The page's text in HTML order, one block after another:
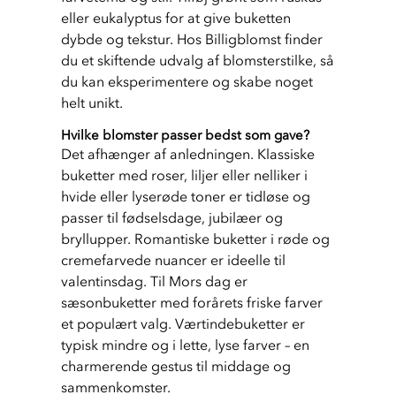
eller eukalyptus for at give buketten
dybde og tekstur. Hos Billigblomst finder
du et skiftende udvalg af blomsterstilke, så
du kan eksperimentere og skabe noget
helt unikt.
Hvilke blomster passer bedst som gave?
Det afhænger af anledningen. Klassiske
buketter med roser, liljer eller nelliker i
hvide eller lyserøde toner er tidløse og
passer til fødselsdage, jubilæer og
bryllupper. Romantiske buketter i røde og
cremefarvede nuancer er ideelle til
valentinsdag. Til Mors dag er
sæsonbuketter med forårets friske farver
et populært valg. Værtindebuketter er
typisk mindre og i lette, lyse farver – en
charmerende gestus til middage og
sammenkomster.